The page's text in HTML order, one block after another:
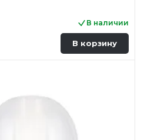
В наличии
В корзину